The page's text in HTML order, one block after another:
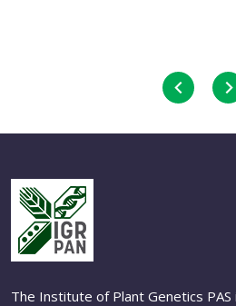
The Institute of Plant Genetics